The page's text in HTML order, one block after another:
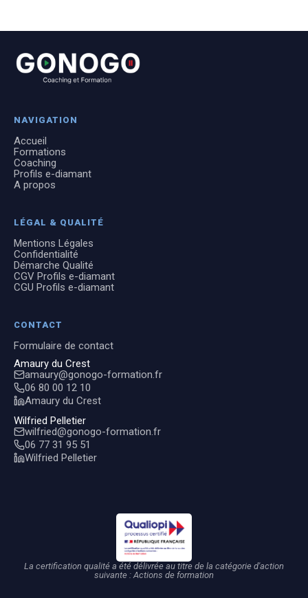
NAVIGATION
Accueil
Formations
Coaching
Profils e-diamant
A propos
LÉGAL & QUALITÉ
Mentions Légales
Confidentialité
Démarche Qualité
CGV Profils e-diamant
CGU Profils e-diamant
CONTACT
Formulaire de contact
Amaury du Crest
amaury@gonogo-formation.fr
06 80 00 12 10
Amaury du Crest
Wilfried Pelletier
wilfried@gonogo-formation.fr
06 77 31 95 51
Wilfried Pelletier
La certification qualité a été délivrée au titre de la catégorie d'action
suivante : Actions de formation